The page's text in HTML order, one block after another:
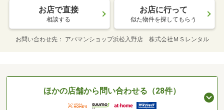
お店で直接
相談する
お店に行って
似た物件を探してもらう
お問い合わせ先 アパマンショップ浜松入野店 株式会社ＭＳレンタル
ほかの店舗から問い合わせる（28件）